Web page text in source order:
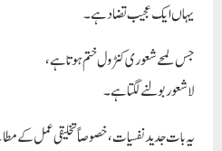
یہاں ایک عجیب تضاد ہے۔
جس لمحے شعوری کنٹرول ختم ہوتا ہے،
لاشعور بولنے لگتا ہے۔
یہ بات جدید نفسیات، خصوصاً تخلیقی عمل کے